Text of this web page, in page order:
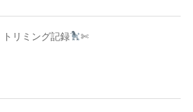
トリミング記録 ✄